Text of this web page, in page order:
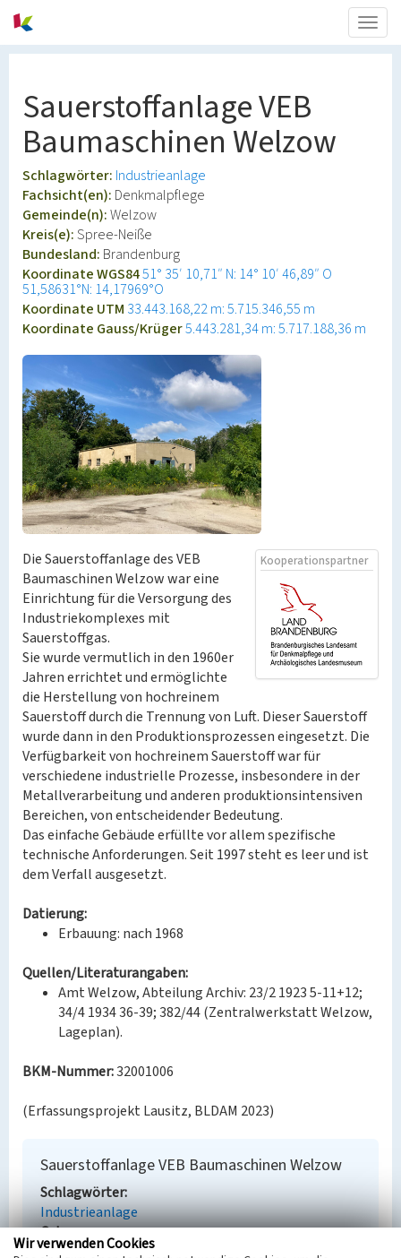
Sauerstoffanlage VEB
Baumaschinen Welzow
Schlagwörter: Industrieanlage
Fachsicht(en): Denkmalpflege
Gemeinde(n):Welzow
Kreis(e):Spree-Neiße
Bundesland: Brandenburg
Koordinate WGS8451° 35′ 10,71″ N: 14° 10′ 46,89″ O
51,58631°N: 14,17969°O
Koordinate UTM 33.443.168,22 m: 5.715.346,55 m
Koordinate Gauss/Krüger5.443.281,34 m: 5.717.188,36 m
Kooperationspartner
Die Sauerstoffanlage des VEB
Baumaschinen Welzow war eine
Einrichtung für die Versorgung des
Industriekomplexes mit
Sauerstoffgas.
Sie wurde vermutlich in den 1960er
Jahren errichtet und ermöglichte
die Herstellung von hochreinem
Sauerstoff durch die Trennung von Luft. Dieser Sauerstoff
wurde dann in den Produktionsprozessen eingesetzt. Die
Verfügbarkeit von hochreinem Sauerstoff war für
verschiedene industrielle Prozesse, insbesondere in der
Metallverarbeitung und anderen produktionsintensiven
Bereichen, von entscheidender Bedeutung.
Das einfache Gebäude erfüllte vor allem spezifische
technische Anforderungen. Seit 1997 steht es leer und ist
dem Verfall ausgesetzt.
Datierung:
Erbauung: nach 1968
Quellen/Literaturangaben:
Amt Welzow, Abteilung Archiv: 23/2 1923 5-11+12;
34/4 1934 36-39; 382/44 (Zentralwerkstatt Welzow,
Lageplan).
BKM-Nummer:32001006
(Erfassungsprojekt Lausitz, BLDAM 2023)
Sauerstoffanlage VEB Baumaschinen Welzow
Schlagwörter
Industrieanlage
Ort
Welzow
Wir verwenden Cookies